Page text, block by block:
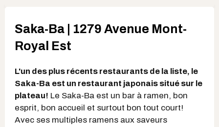
Saka-Ba | 1279 Avenue Mont-
Royal Est
L'un des plus récents restaurants de la liste, le
Saka-Ba est un restaurant japonais situé sur le
plateau! Le Saka-Ba est un bar à ramen, bon
esprit, bon accueil et surtout bon tout court!
Avec ses multiples ramens aux saveurs